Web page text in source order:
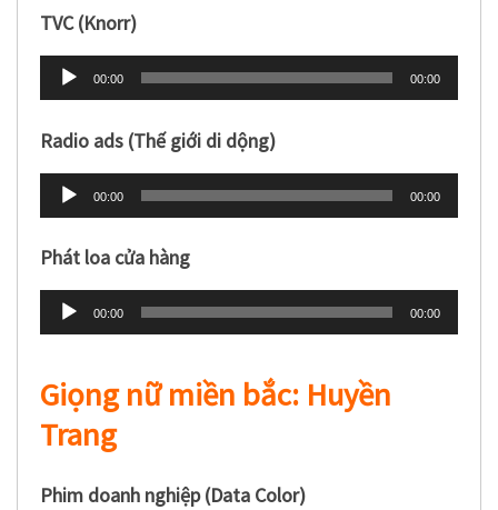
âm
TVC (Knorr)
Trình
phát
âm
00:00 00:00
Radio ads (Thế giới di dộng)
Trình
phát
âm
00:00 00:00
Phát loa cửa hàng
Trình
phát
thanh
00:00 00:00
Giọng nữ miền bắc: Huyền
Trang
Phim doanh nghiệp (Data Color)